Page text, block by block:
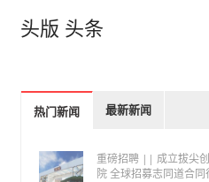
头版 头条
热门新闻 最新新闻
重磅招聘 || 成立拔尖
院 全球招募志同道合